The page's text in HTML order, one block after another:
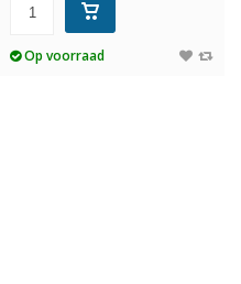
Op voorraad